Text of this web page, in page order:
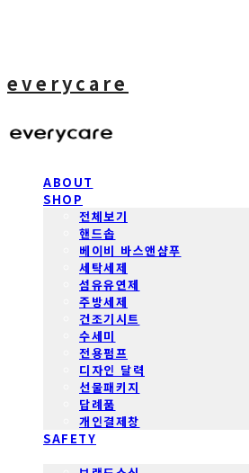
everycare
ABOUT
SHOP
전체보기
핸드솝
베이비 바스앤샴푸
세탁세제
섬유유연제
주방세제
건조기시트
수세미
전용펌프
디자인 달력
선물패키지
답례품
개인결제창
SAFETY